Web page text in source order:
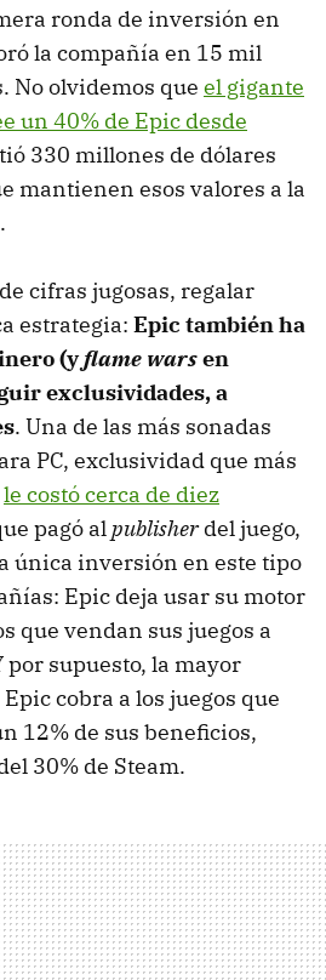
ronda de inversión en
la compañía en 15 mil
No olvidemos que el gigante
un 40% de Epic desde
330 millones de dólares
mantienen esos valores a la
cifras jugosas, regalar
estrategia: Epic también ha
(yflame warsen
exclusividades, a
. Una de las más sonadas
PC, exclusividad que más
le costó cerca de diez
pagó alpublisherdel juego,
única inversión en este tipo
Epic deja usar su motor
que vendan sus juegos a
por supuesto, la mayor
cobra a los juegos que
12% de sus beneficios,
30% de Steam.